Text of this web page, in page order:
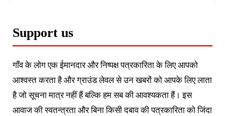
Support us
गाँव के लोग एक ईमानदार और निष्पक्ष पत्रकारिता के लिए आपको
आश्वस्त करता है और ग्राउंड लेवल से उन खबरों को आपके लिए लाता
है जो सूचना मात्र नहीं हैं बल्कि हम सब की आवश्यकता हैं। इस
आवाज की स्वतन्त्रता और बिना किसी दबाव की पत्रकारिता को जिंदा